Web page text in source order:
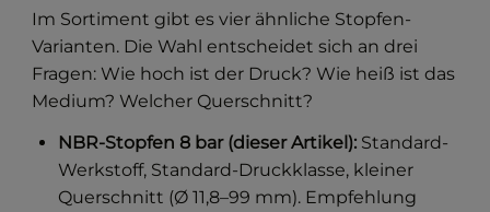
Im Sortiment gibt es vier ähnliche Stopfen-
Varianten. Die Wahl entscheidet sich an drei
Fragen: Wie hoch ist der Druck? Wie heiß ist das
Medium? Welcher Querschnitt?
NBR-Stopfen 8 bar (dieser Artikel): Standard-
Werkstoff, Standard-Druckklasse, kleiner
Querschnitt (Ø 11,8–99 mm). Empfehlung